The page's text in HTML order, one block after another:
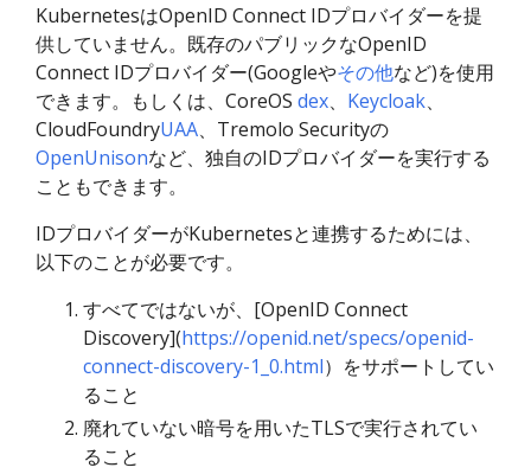
KubernetesはOpenID Connect IDプロバイダーを提
供していません。既存のパブリックなOpenID
Connect IDプロバイダー(Googleやその他など)を使用
できます。もしくは、CoreOS dex、 Keycloak、
CloudFoundryUAA、Tremolo Securityの
OpenUnisonなど、独自のIDプロバイダーを実行する
こともできます。
IDプロバイダーがKubernetesと連携するためには、
以下のことが必要です。
すべてではないが、[OpenID Connect
Discovery](https://openid.net/specs/openid-
connect-discovery-1_0.html）をサポートしてい
ること
廃れていない暗号を用いたTLSで実行されてい
ること